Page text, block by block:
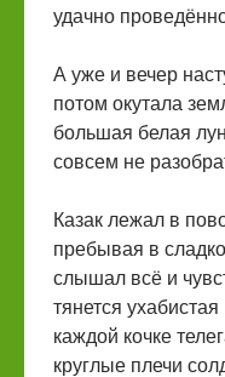
удачно
А уже и вечер
потом окутала
большая белая
совсем не
Казак лежал в
пребывая в
слышал всё и
тянется ухабистая
каждой кочке
круглые плечи